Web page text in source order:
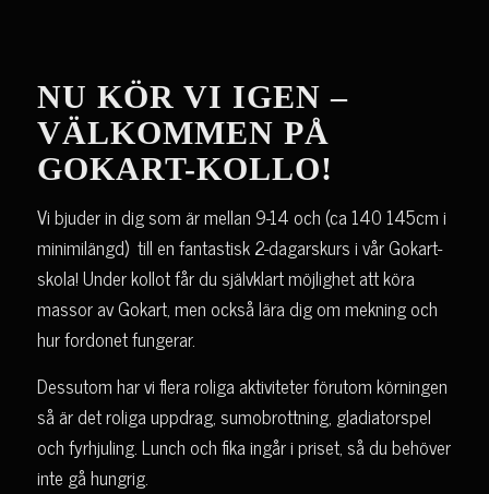
NU KÖR VI IGEN –
VÄLKOMMEN PÅ
GOKART-KOLLO!
Vi bjuder in dig som är mellan 9-14 och (ca 140 145cm i
minimilängd) till en fantastisk 2-dagarskurs i vår Gokart-
skola! Under kollot får du självklart möjlighet att köra
massor av Gokart, men också lära dig om mekning och
hur fordonet fungerar.
Dessutom har vi flera roliga aktiviteter förutom körningen
så är det roliga uppdrag, sumobrottning, gladiatorspel
och fyrhjuling. Lunch och fika ingår i priset, så du behöver
inte gå hungrig.